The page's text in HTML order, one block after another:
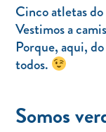
Cinco atletas
Vestimos a
Porque, aqui,
todos.
Somos